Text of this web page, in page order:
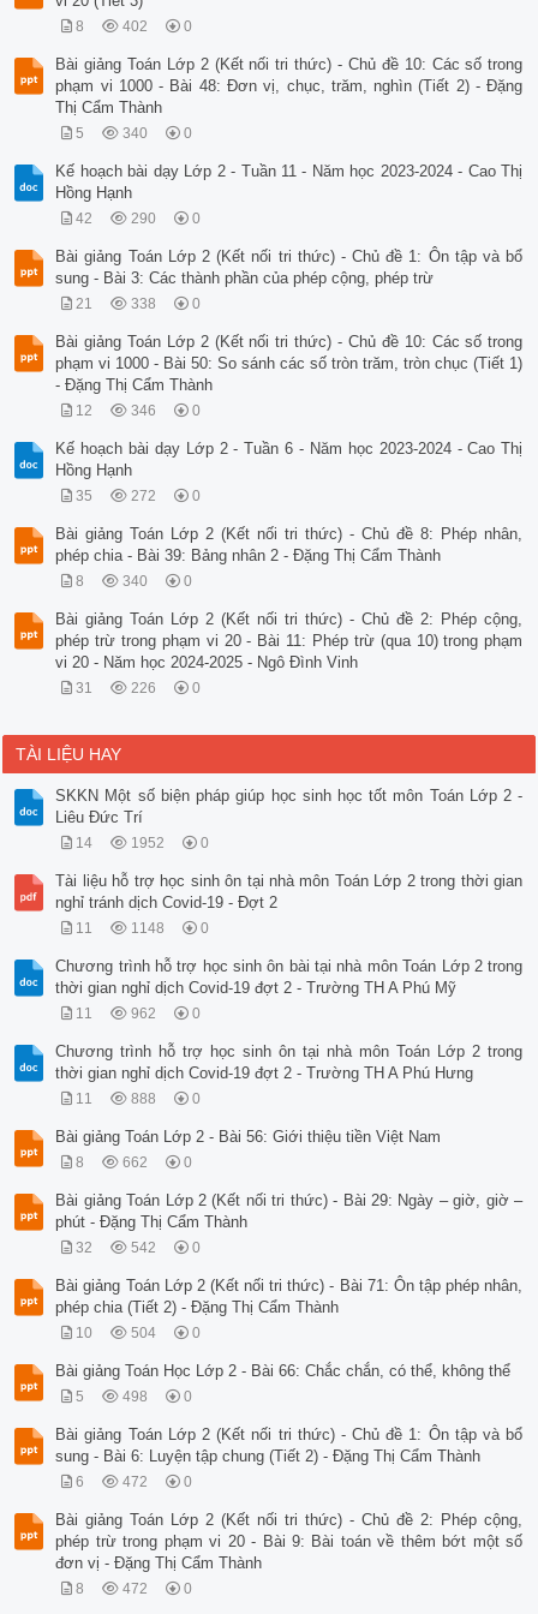
8 402 0
Bài giảng Toán Lớp 2 (Kết nối tri thức) - Chủ đề 10: Các số trong
phạm vi 1000 - Bài 48: Đơn vị, chục, trăm, nghìn (Tiết 2) - Đặng
Thị Cẩm Thành
5 340 0
Kế hoạch bài dạy Lớp 2 - Tuần 11 - Năm học 2023-2024 - Cao Thị
Hồng Hạnh
42 290 0
Bài giảng Toán Lớp 2 (Kết nối tri thức) - Chủ đề 1: Ôn tập và bổ
sung - Bài 3: Các thành phần của phép cộng, phép trừ
21 338 0
Bài giảng Toán Lớp 2 (Kết nối tri thức) - Chủ đề 10: Các số trong
phạm vi 1000 - Bài 50: So sánh các số tròn trăm, tròn chục (Tiết 1)
- Đặng Thị Cẩm Thành
12 346 0
Kế hoạch bài dạy Lớp 2 - Tuần 6 - Năm học 2023-2024 - Cao Thị
Hồng Hạnh
35 272 0
Bài giảng Toán Lớp 2 (Kết nối tri thức) - Chủ đề 8: Phép nhân,
phép chia - Bài 39: Bảng nhân 2 - Đặng Thị Cẩm Thành
8 340 0
Bài giảng Toán Lớp 2 (Kết nối tri thức) - Chủ đề 2: Phép cộng,
phép trừ trong phạm vi 20 - Bài 11: Phép trừ (qua 10) trong phạm
vi 20 - Năm học 2024-2025 - Ngô Đình Vinh
31 226 0
TÀI LIỆU HAY
SKKN Một số biện pháp giúp học sinh học tốt môn Toán Lớp 2 -
Liêu Đức Trí
14 1952 0
Tài liệu hỗ trợ học sinh ôn tại nhà môn Toán Lớp 2 trong thời gian
nghỉ tránh dịch Covid-19 - Đợt 2
11 1148 0
Chương trình hỗ trợ học sinh ôn bài tại nhà môn Toán Lớp 2 trong
thời gian nghỉ dịch Covid-19 đợt 2 - Trường TH A Phú Mỹ
11 962 0
Chương trình hỗ trợ học sinh ôn tại nhà môn Toán Lớp 2 trong
thời gian nghỉ dịch Covid-19 đợt 2 - Trường TH A Phú Hưng
11 888 0
Bài giảng Toán Lớp 2 - Bài 56: Giới thiệu tiền Việt Nam
8 662 0
Bài giảng Toán Lớp 2 (Kết nối tri thức) - Bài 29: Ngày – giờ, giờ –
phút - Đặng Thị Cẩm Thành
32 542 0
Bài giảng Toán Lớp 2 (Kết nối tri thức) - Bài 71: Ôn tập phép nhân,
phép chia (Tiết 2) - Đặng Thị Cẩm Thành
10 504 0
Bài giảng Toán Học Lớp 2 - Bài 66: Chắc chắn, có thể, không thể
5 498 0
Bài giảng Toán Lớp 2 (Kết nối tri thức) - Chủ đề 1: Ôn tập và bổ
sung - Bài 6: Luyện tập chung (Tiết 2) - Đặng Thị Cẩm Thành
6 472 0
Bài giảng Toán Lớp 2 (Kết nối tri thức) - Chủ đề 2: Phép cộng,
phép trừ trong phạm vi 20 - Bài 9: Bài toán về thêm bớt một số
đơn vị - Đặng Thị Cẩm Thành
8 472 0